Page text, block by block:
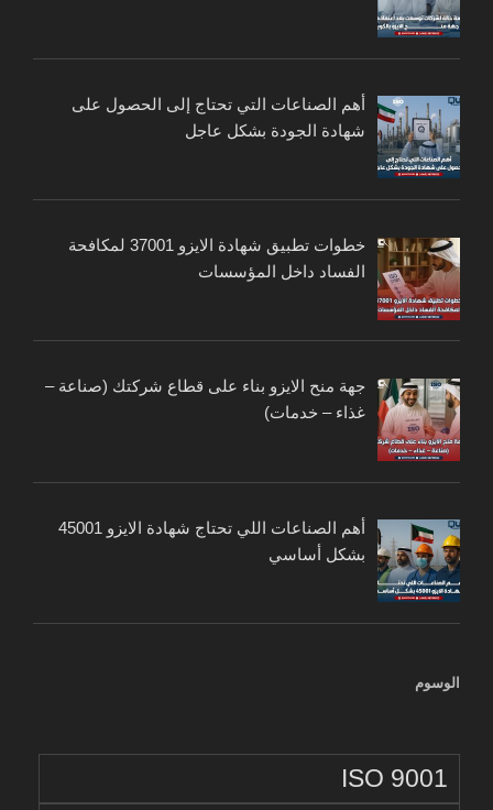
أهم الصناعات التي تحتاج إلى الحصول على
شهادة الجودة بشكل عاجل
خطوات تطبيق شهادة الايزو 37001 لمكافحة
الفساد داخل المؤسسات
جهة منح الايزو بناء على قطاع شركتك (صناعة –
غذاء – خدمات)
أهم الصناعات اللي تحتاج شهادة الايزو 45001
بشكل أساسي
الوسوم
ISO 9001